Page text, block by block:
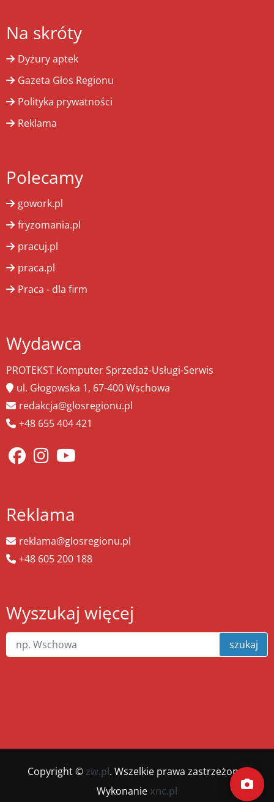
Na skróty
Dyżury aptek
Gazeta Głos Regionu
Polityka prywatności
Reklama
Polecamy
gowork.pl
fryzomania.pl
pracuj.pl
praca.pl
Praca - dla firm
Wydawca
PROTEKST Komputer Sprzedaż-Usługi-Serwis
ul. Głogowska 1, 67-400 Wschowa
redakcja@glosregionu.pl
+48 655 404 421
Reklama
reklama@glosregionu.pl
+48 605 200 188
Wyszukaj więcej
szukaj
Copyright © zw.pl. Wszelkie prawa zastrzeżone.
Wykonanie xnc.pl